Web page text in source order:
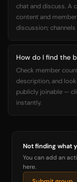
chat and discuss. A
content and
discussion;
How do I find the
Check member
description, and
publicly joinable —
instantly.
Not finding what
You can add an
here.